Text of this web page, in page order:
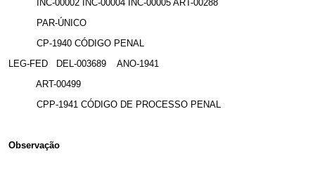
INC-00002 INC-00004 INC-00005 ART-00288
PAR-ÚNICO
CP-1940 CÓDIGO PENAL
LEG-FED
DEL-003689
ANO-1941
ART-00499
CPP-1941 CÓDIGO DE PROCESSO PENAL
Observação